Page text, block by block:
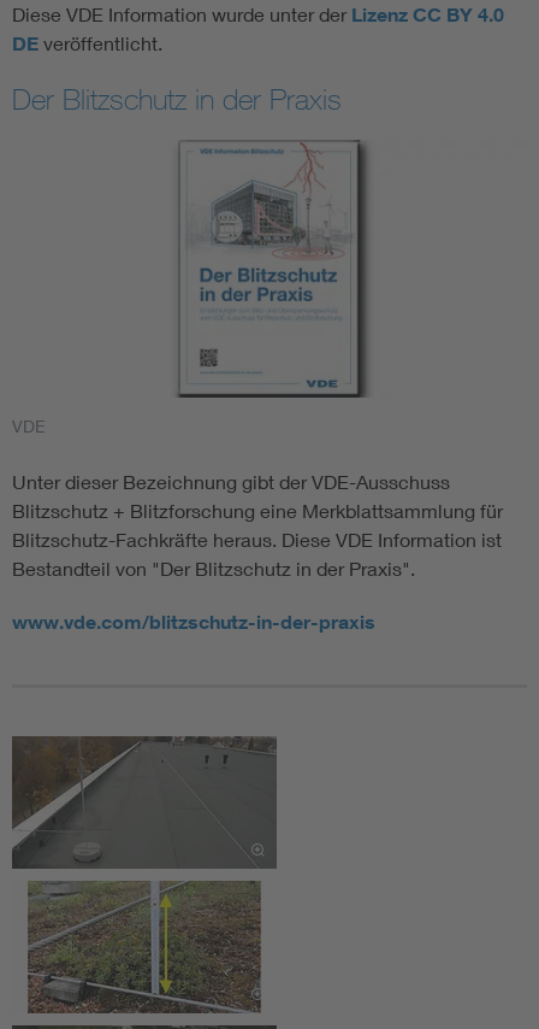
Diese VDE Information wurde unter der Lizenz CC BY 4.0
DE veröffentlicht.
Der Blitzschutz in der Praxis
VDE
Unter dieser Bezeichnung gibt der VDE-Ausschuss
Blitzschutz + Blitzforschung eine Merkblattsammlung für
Blitzschutz-Fachkräfte heraus. Diese VDE Information ist
Bestandteil von "Der Blitzschutz in der Praxis".
www.vde.com/blitzschutz-in-der-praxis